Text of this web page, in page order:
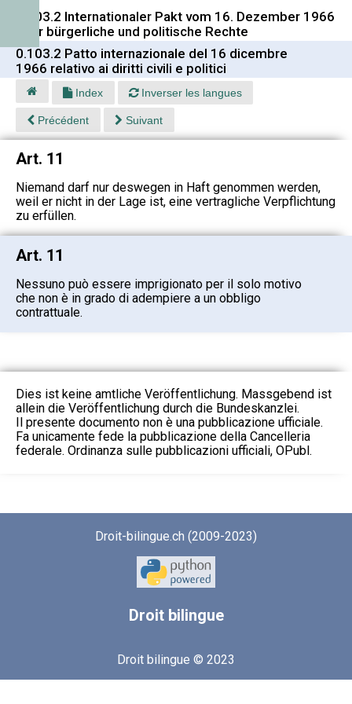
0.103.2 Internationaler Pakt vom 16. Dezember 1966
über bürgerliche und politische Rechte
0.103.2 Patto internazionale del 16 dicembre
1966 relativo ai diritti civili e politici
Index Inverser les langues
Précédent Suivant
Art. 11
Niemand darf nur deswegen in Haft genommen werden,
weil er nicht in der Lage ist, eine vertragliche Verpflichtung
zu erfüllen.
Art. 11
Nessuno può essere imprigionato per il solo motivo
che non è in grado di adempiere a un obbligo
contrattuale.
Dies ist keine amtliche Veröffentlichung. Massgebend ist
allein die Veröffentlichung durch die Bundeskanzlei.
Il presente documento non è una pubblicazione ufficiale.
Fa unicamente fede la pubblicazione della Cancelleria
federale. Ordinanza sulle pubblicazioni ufficiali, OPubl.
Droit-bilingue.ch (2009-2023)
Droitbilingue
Droit bilingue © 2023